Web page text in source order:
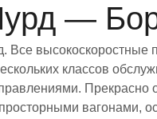
—
классов